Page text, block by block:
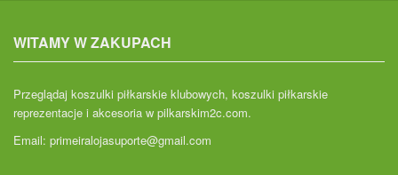
WITAMY W ZAKUPACH
Przeglądaj koszulki piłkarskie klubowych, koszulki piłkarskie
reprezentacje i akcesoria w pilkarskim2c.com.
Email: primeiralojasuporte@gmail.com